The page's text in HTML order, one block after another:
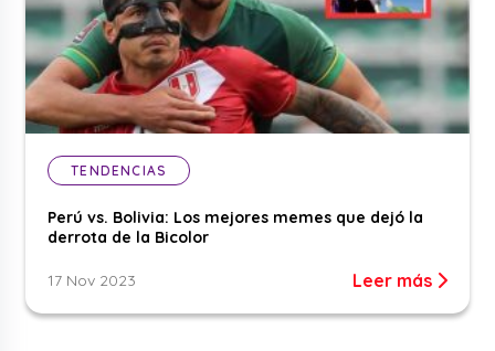
TENDENCIAS
Perú vs. Bolivia: Los mejores memes que dejó la
derrota de la Bicolor
17 Nov 2023 Leer más